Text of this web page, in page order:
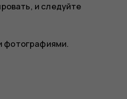
и следуйте
фотографиями.